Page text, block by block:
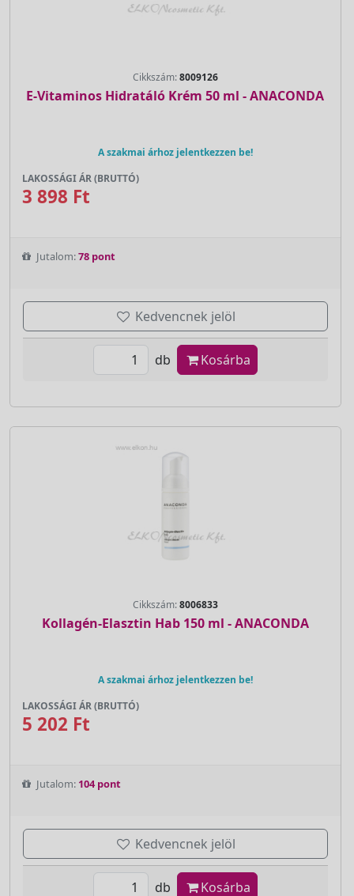
Cikkszám:8009126
E-Vitaminos Hidratáló Krém 50 ml - ANACONDA
A szakmai árhoz jelentkezzen be!
LAKOSSÁGI ÁR (BRUTTÓ)
3 898 Ft
Jutalom:78 pont
Kedvencnek jelöl
db Kosárba
Cikkszám:8006833
Kollagén-Elasztin Hab 150 ml - ANACONDA
A szakmai árhoz jelentkezzen be!
LAKOSSÁGI ÁR (BRUTTÓ)
5 202 Ft
Jutalom: 104 pont
Kedvencnek jelöl
db Kosárba